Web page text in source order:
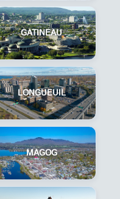
GATINEAU
LONGUEUIL
MAGOG